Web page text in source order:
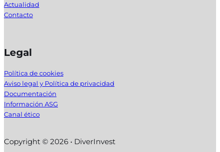
Actualidad
Contacto
Legal
Política de cookies
Aviso legal y Política de privacidad
Documentación
Información ASG
Canal ético
Copyright © 2026 • DiverInvest